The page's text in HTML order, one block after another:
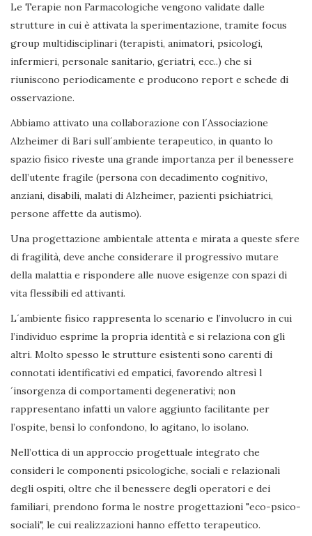
Le Terapie non Farmacologiche vengono validate dalle
strutture in cui è attivata la sperimentazione, tramite focus
group multidisciplinari (terapisti, animatori, psicologi,
infermieri, personale sanitario, geriatri, ecc..) che si
riuniscono periodicamente e producono report e schede di
osservazione.
Abbiamo attivato una collaborazione con l´Associazione
Alzheimer di Bari sull´ambiente terapeutico, in quanto lo
spazio fisico riveste una grande importanza per il benessere
dell’utente fragile (persona con decadimento cognitivo,
anziani, disabili, malati di Alzheimer, pazienti psichiatrici,
persone affette da autismo).
Una progettazione ambientale attenta e mirata a queste sfere
di fragilità, deve anche considerare il progressivo mutare
della malattia e rispondere alle nuove esigenze con spazi di
vita flessibili ed attivanti.
L´ambiente fisico rappresenta lo scenario e l’involucro in cui
l’individuo esprime la propria identità e si relaziona con gli
altri. Molto spesso le strutture esistenti sono carenti di
connotati identificativi ed empatici, favorendo altresì l
´insorgenza di comportamenti degenerativi; non
rappresentano infatti un valore aggiunto facilitante per
l’ospite, bensì lo confondono, lo agitano, lo isolano.
Nell’ottica di un approccio progettuale integrato che
consideri le componenti psicologiche, sociali e relazionali
degli ospiti, oltre che il benessere degli operatori e dei
familiari, prendono forma le nostre progettazioni "eco-psico-
sociali", le cui realizzazioni hanno effetto terapeutico.